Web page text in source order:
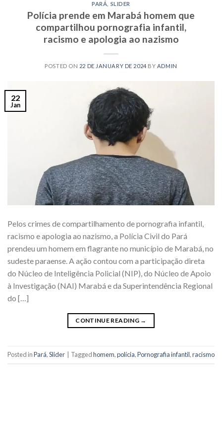
PARÁ SLIDER
Polícia prende em Marabá homem que
compartilhou pornografia infantil,
racismo e apologia ao nazismo
POSTED ON 22 DE JANUARY DE 2024 BY ADMIN
22
Jan
Pelos crimes de compartilhamento de pornografia infantil,
racismo e apologia ao nazismo, a Polícia Civil do Pará
prendeu um homem em flagrante no município de Marabá, no
sudeste paraense. A ação contou com a participação direta
do Núcleo de Inteligência Policial (NIP), do Núcleo de Apoio
à Investigação (NAI) Marabá e da Superintendência Regional
do […]
CONTINUE READING →
Posted inPará,Slider Taggedhomem,polícia,Pornografia infantil,racismo